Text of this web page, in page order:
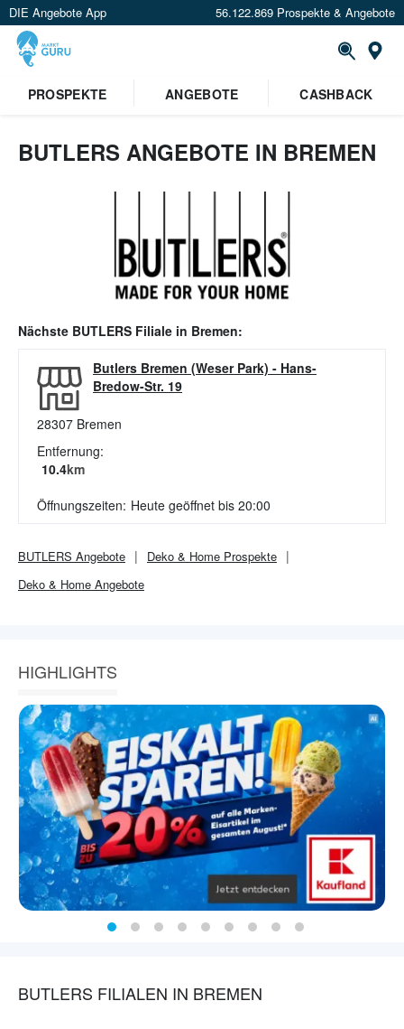
DIE Angebote App 56.122.869 Prospekte & Angebote
PROSPEKTE
ANGEBOTE CASHBACK
BUTLERS ANGEBOTE IN BREMEN
Nächste BUTLERS Filiale in Bremen:
Butlers Bremen (Weser Park) - Hans-
Bredow-Str. 19
28307 Bremen
Entfernung:
10.4km
Öffnungszeiten: Heute geöffnet bis 20:00
BUTLERS Angebote Deko & Home Prospekte
Deko & Home Angebote
HIGHLIGHTS
BUTLERS FILIALEN IN BREMEN